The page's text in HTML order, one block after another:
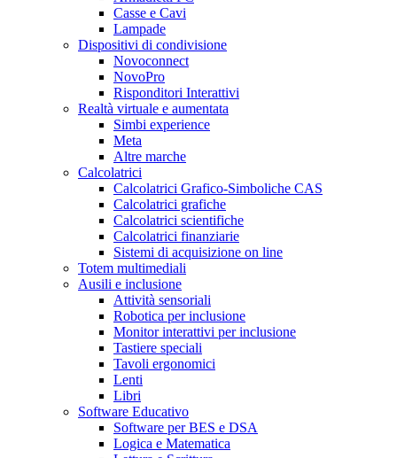
Casse e Cavi
Lampade
Dispositivi di condivisione
Novoconnect
NovoPro
Risponditori Interattivi
Realtà virtuale e aumentata
Simbi experience
Meta
Altre marche
Calcolatrici
Calcolatrici Grafico-Simboliche CAS
Calcolatrici grafiche
Calcolatrici scientifiche
Calcolatrici finanziarie
Sistemi di acquisizione on line
Totem multimediali
Ausili e inclusione
Attività sensoriali
Robotica per inclusione
Monitor interattivi per inclusione
Tastiere speciali
Tavoli ergonomici
Lenti
Libri
Software Educativo
Software per BES e DSA
Logica e Matematica